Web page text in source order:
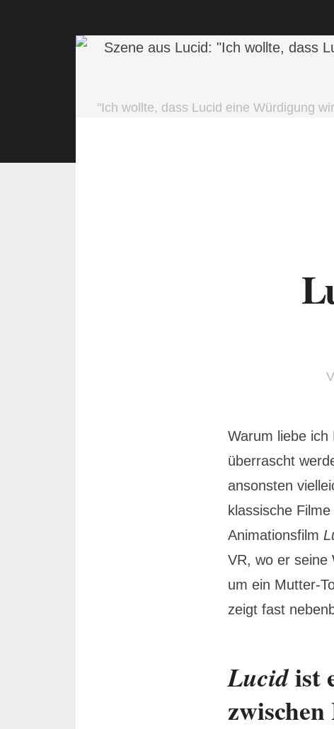
"Ich wollte, dass Lucid eine Würdigung
Warum liebe
überrascht
ansonsten
klassische
Animationsfilm
VR, wo er seine
um ein Mutter-
zeigt fast
Lucidist